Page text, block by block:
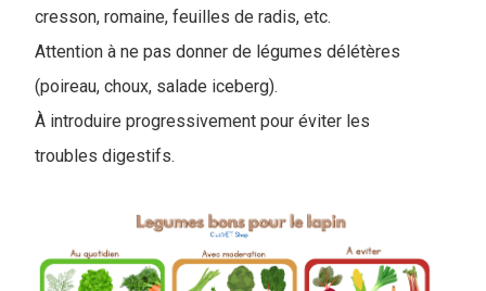
cresson, romaine, feuilles de radis, etc.
Attention à ne pas donner de légumes délétères
(poireau, choux, salade iceberg).
À introduire progressivement pour éviter les
troubles digestifs.